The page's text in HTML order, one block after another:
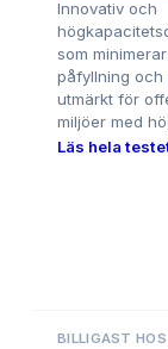
Innovativ och
som minimerar
påfyllning och
utmärkt för
miljöer med
Läs hela
BILLIGAST HOS